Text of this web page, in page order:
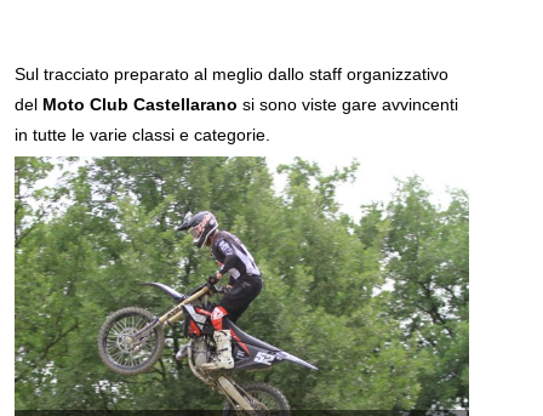
Sul tracciato preparato al meglio dallo staff organizzativo
del Moto Club Castellarano si sono viste gare avvincenti
in tutte le varie classi e categorie.